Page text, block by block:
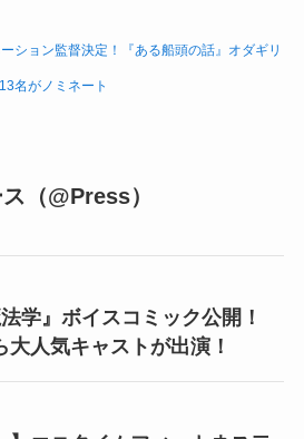
ション監督決定！『ある船頭の話』オダギリ
名がノミネート
（@Press）
学』ボイスコミック公開！
人気キャストが出演！